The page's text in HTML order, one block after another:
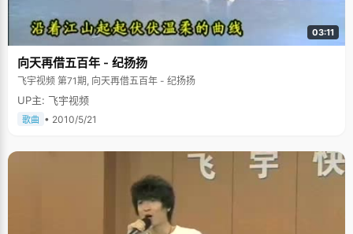
03:11
向天再借五百年 - 纪扬扬
飞宇视频 第71期, 向天再借五百年 - 纪扬扬
UP主: 飞宇视频
歌曲 • 2010/5/21